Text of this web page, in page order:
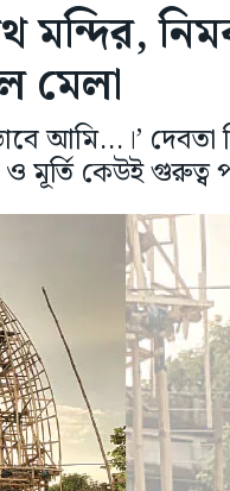
মন্দির,
মেলা
আমি...।’ দেবতা
মূর্তি কেউই গুরুত্ব